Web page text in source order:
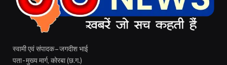
स्वामी एवं संपादक – जगदीश भाई
पता - मुख्य मार्ग, कोरबा (छ.ग.)